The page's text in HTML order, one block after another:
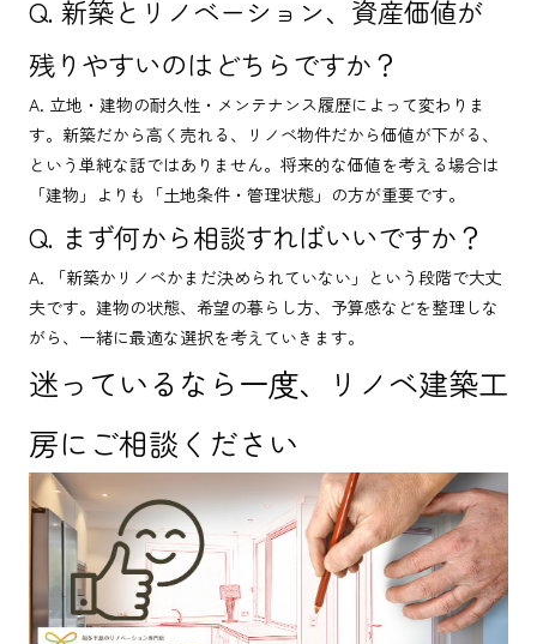
Q. 新築とリノベーション、資産価値が
残りやすいのはどちらですか？
A. 立地・建物の耐久性・メンテナンス履歴によって変わりま
す。新築だから高く売れる、リノベ物件だから価値が下がる、
という単純な話ではありません。将来的な価値を考える場合は
「建物」よりも「土地条件・管理状態」の方が重要です。
Q. まず何から相談すればいいですか？
A. 「新築かリノベかまだ決められていない」という段階で大丈
夫です。建物の状態、希望の暮らし方、予算感などを整理しな
がら、一緒に最適な選択を考えていきます。
迷っているなら一度、リノベ建築工
房にご相談ください